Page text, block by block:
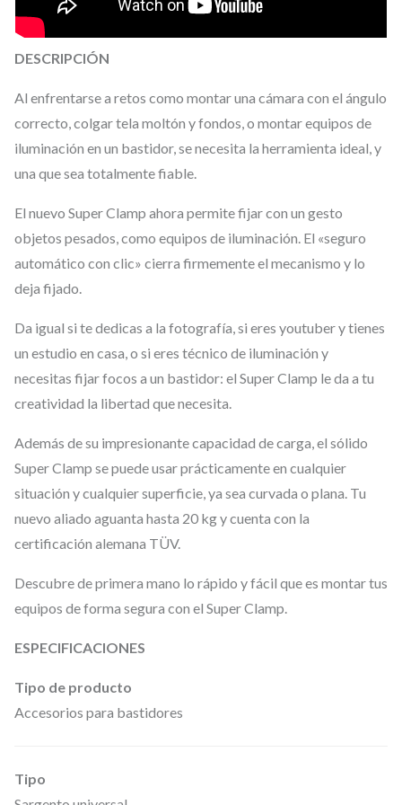
s
P
E
R
C
L
A
M
P
K
G
n
c
n
i
v
r
s
l
DESCRIPCIÓN
Al enfrentarse a retos como montar una cámara con el ángulo
correcto, colgar tela moltón y fondos, o montar equipos de
iluminación en un bastidor, se necesita la herramienta ideal, y
una que sea totalmente fiable.
El nuevo Super Clamp ahora permite fijar con un gesto
objetos pesados, como equipos de iluminación. El «seguro
automático con clic» cierra firmemente el mecanismo y lo
deja fijado.
Da igual si te dedicas a la fotografía, si eres youtuber y tienes
un estudio en casa, o si eres técnico de iluminación y
necesitas fijar focos a un bastidor: el Super Clamp le da a tu
creatividad la libertad que necesita.
Además de su impresionante capacidad de carga, el sólido
Super Clamp se puede usar prácticamente en cualquier
situación y cualquier superficie, ya sea curvada o plana. Tu
nuevo aliado aguanta hasta 20 kg y cuenta con la
certificación alemana TÜV.
Descubre de primera mano lo rápido y fácil que es montar tus
equipos de forma segura con el Super Clamp.
ESPECIFICACIONES
Tipo de producto
Accesorios para bastidores
Tipo